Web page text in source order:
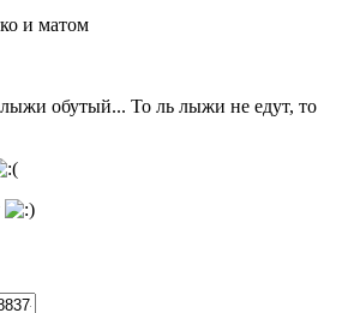
и матом
обутый... То ль лыжи не едут, то